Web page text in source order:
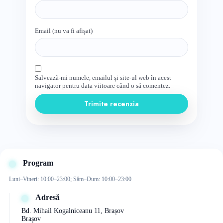
Email (nu va fi afișat)
Salvează-mi numele, emailul și site-ul web în acest
navigator pentru data viitoare când o să comentez.
Trimite recenzia
Program
Luni–Vineri: 10:00–23:00; Sâm–Dum: 10:00–23:00
Adresă
Bd. Mihail Kogalniceanu 11, Brașov
Brașov